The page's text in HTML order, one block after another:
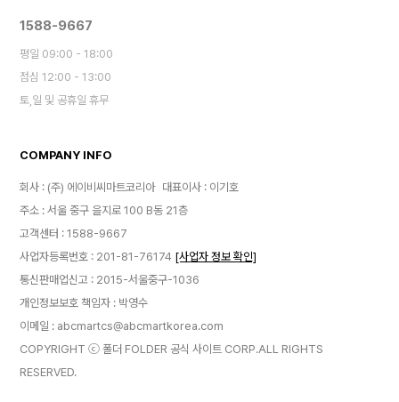
1588-9667
평일 09:00 - 18:00
점심 12:00 - 13:00
토,일 및 공휴일 휴무
COMPANY INFO
회사 : (주) 에이비씨마트코리아 대표이사 : 이기호
주소 : 서울 중구 을지로 100 B동 21층
고객센터 : 1588-9667
사업자등록번호 : 201-81-76174 [사업자 정보 확인]
통신판매업신고 : 2015-서울중구-1036
개인정보보호 책임자 : 박영수
이메일 : abcmartcs@abcmartkorea.com
COPYRIGHT ⓒ 폴더 FOLDER 공식 사이트 CORP.ALL RIGHTS
RESERVED.